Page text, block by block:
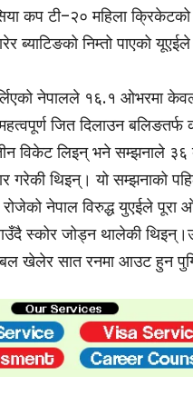
कप टी–२० महिला
ब्याटिङको निम्तो पाएको
नेपालले १६.१ ओभरमा
जित दिलाउन
विकेट लिइन् भने सम्झनाले
थिइन्। यो सम्झनाको
रोजेको नेपाल विरुद्ध युएईले
स्कोर जोड्न थालेकी
खेलेर सात रनमा आउट हुन